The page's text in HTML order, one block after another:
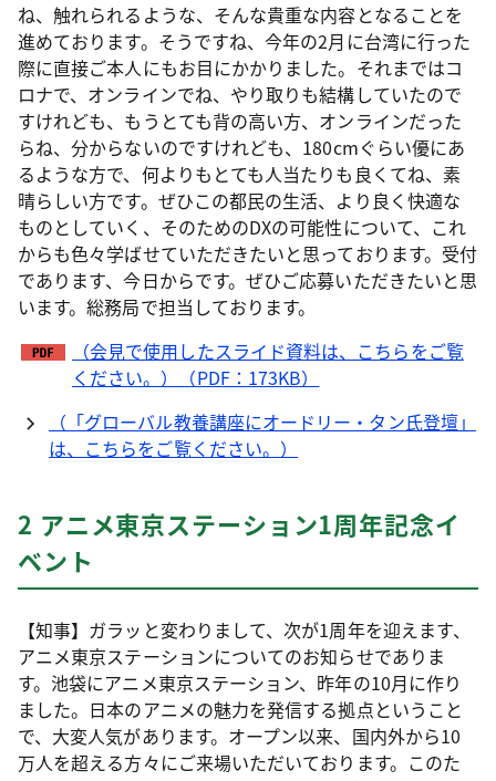
ね、触れられるような、そんな貴重な内容となることを
進めております。そうですね、今年の2月に台湾に行った
際に直接ご本人にもお目にかかりました。それまではコ
ロナで、オンラインでね、やり取りも結構していたので
すけれども、もうとても背の高い方、オンラインだった
らね、分からないのですけれども、180cmぐらい優にあ
るような方で、何よりもとても人当たりも良くてね、素
晴らしい方です。ぜひこの都民の生活、より良く快適な
ものとしていく、そのためのDXの可能性について、これ
からも色々学ばせていただきたいと思っております。受付
であります、今日からです。ぜひご応募いただきたいと思
います。総務局で担当しております。
（会見で使用したスライド資料は、こちらをご覧
ください。）（PDF：173KB）
（「グローバル教養講座にオードリー・タン氏登壇」
は、こちらをご覧ください。）
2 アニメ東京ステーション1周年記念イ
ベント
【知事】ガラッと変わりまして、次が1周年を迎えます、
アニメ東京ステーションについてのお知らせでありま
す。池袋にアニメ東京ステーション、昨年の10月に作り
ました。日本のアニメの魅力を発信する拠点ということ
で、大変人気があります。オープン以来、国内外から10
万人を超える方々にご来場いただいております。このた